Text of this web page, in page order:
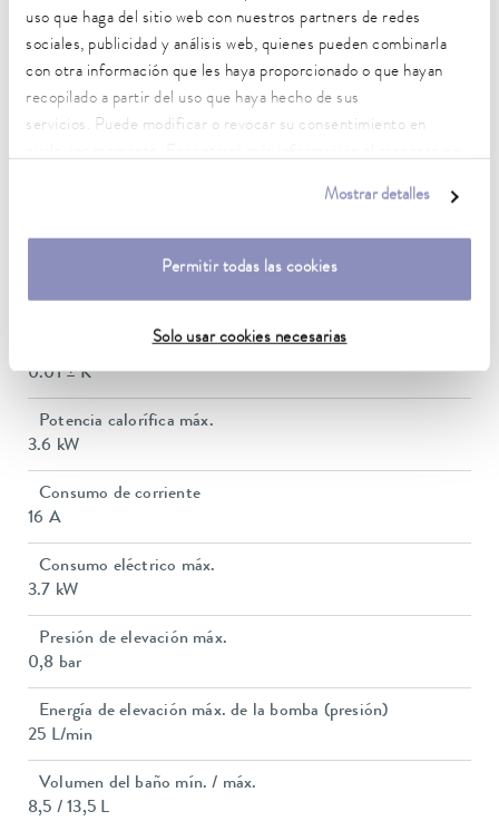
uso que haga del sitio web con nuestros partners de redes
sociales, publicidad y análisis web, quienes pueden combinarla
con otra información que les haya proporcionado o que hayan
recopilado a partir del uso que haya hecho de sus
servicios. Puede modificar o revocar su consentimiento en
Mostrar detalles
Permitir todas las cookies
Solo usar cookies necesarias
Rango de temperatura de trabajo
30 ... 200 °C
Rango de temperatura de trabajo con refrigeración por
agua
20 ... 200 °C
Rango de temperatura de funcionamiento
Temperatura ambiente
5 ... 40 °C
Estabilidad de temperatura
0.01 ± K
Potencia calorífica máx.
3.6 kW
Consumo de corriente
16 A
Consumo eléctrico máx.
3.7 kW
Presión de elevación máx.
0,8 bar
Energía de elevación máx. de la bomba (presión)
25 L/min
Volumen del baño mín. / máx.
8,5 / 13,5 L